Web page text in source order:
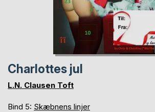
Charlottes jul
L.N. Clausen Toft
Bind 5: Skæbnens linjer